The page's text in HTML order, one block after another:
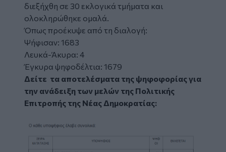
διεξήχθη σε 30 εκλογικά τμήματα και
ολοκληρώθηκε ομαλά.
Όπως προέκυψε από τη διαλογή:
Ψήφισαν: 1683
Λευκά-Άκυρα: 4
Έγκυρα ψηφοδέλτια: 1679
Δείτε τα αποτελέσματα της ψηφοφορίας για
την ανάδειξη των μελών της Πολιτικής
Επιτροπής της Νέας Δημοκρατίας: